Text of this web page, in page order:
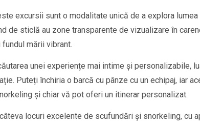
excursii sunt o modalitate unică de a explora lumea
de sticlă au zone transparente de vizualizare în
mării vibrant.
unei experiențe mai intime și personalizabile,
Puteți închiria o barcă cu pânze cu un echipaj, iar
și chiar vă pot oferi un itinerar personalizat.
locuri excelente de scufundări și snorkeling, cu